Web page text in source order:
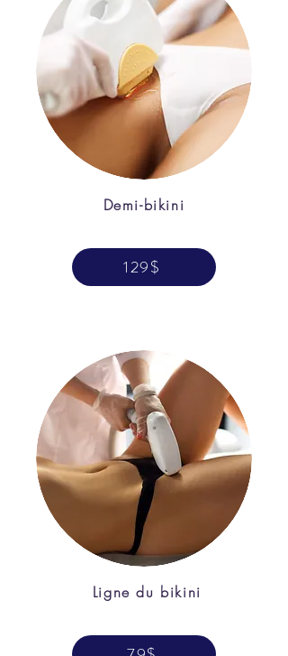
Demi-bikini
129$
Ligne du bikini